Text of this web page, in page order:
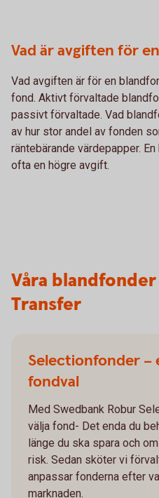
Vad är avgiften för
Vad avgiften är för en
fond. Aktivt förvaltade
passivt förvaltade. Vad
av hur stor andel av fonden
räntebärande värdepapper.
ofta en högre avgift.
Våra
Transfer
Selectionfonder –
fondval
Med Swedbank Robur
välja fond- Det enda du
länge du ska spara och
risk. Sedan sköter vi
anpassar fonderna efter
marknaden.